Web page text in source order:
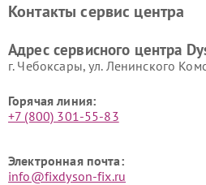
Контакты сервис центра
Адрес сервисного центра
г. Чебоксары, ул. Ленинского
Горячая линия:
+7 (800) 301-55-83
Электронная почта:
info@fixdyson-fix.ru